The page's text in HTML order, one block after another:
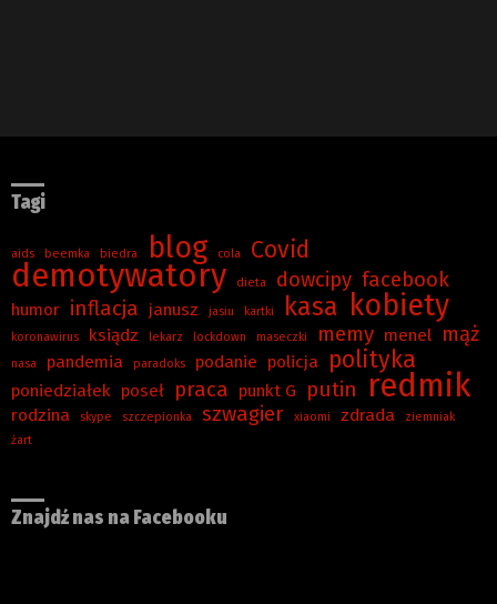
Tagi
aids beemka biedra blog cola Covid
demotywatory dieta dowcipy facebook
humor inflacja janusz jasiu kartki kasa kobiety
koronawirus ksiądz lekarz lockdown maseczki memy menel mąż
nasa pandemia paradoks podanie policja polityka
poniedziałek poseł praca punkt G putin redmik
rodzina skype szczepionka szwagier xiaomi zdrada
ziemniak
żart
Znajdź nas na Facebooku